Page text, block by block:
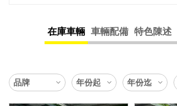
在庫車輛 車輛配備 特色陳述